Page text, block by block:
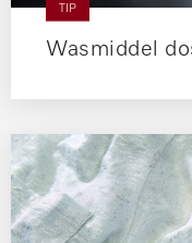
TIP
Wasmiddel